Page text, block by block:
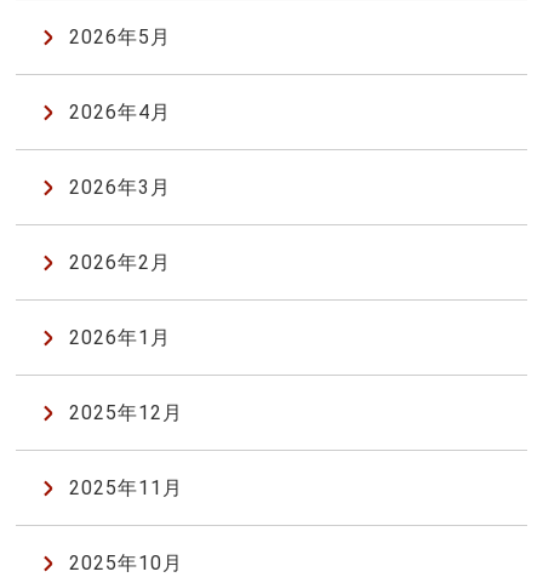
2026年5月
2026年4月
2026年3月
2026年2月
2026年1月
2025年12月
2025年11月
2025年10月